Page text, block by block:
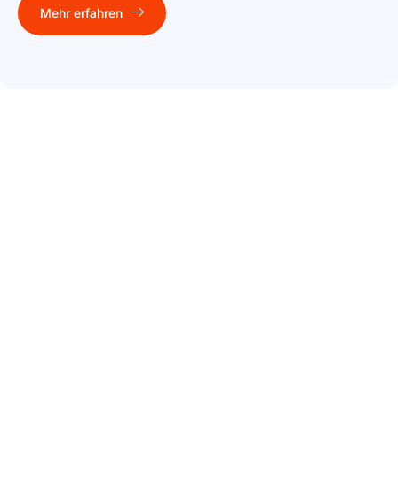
Mehr erfahren